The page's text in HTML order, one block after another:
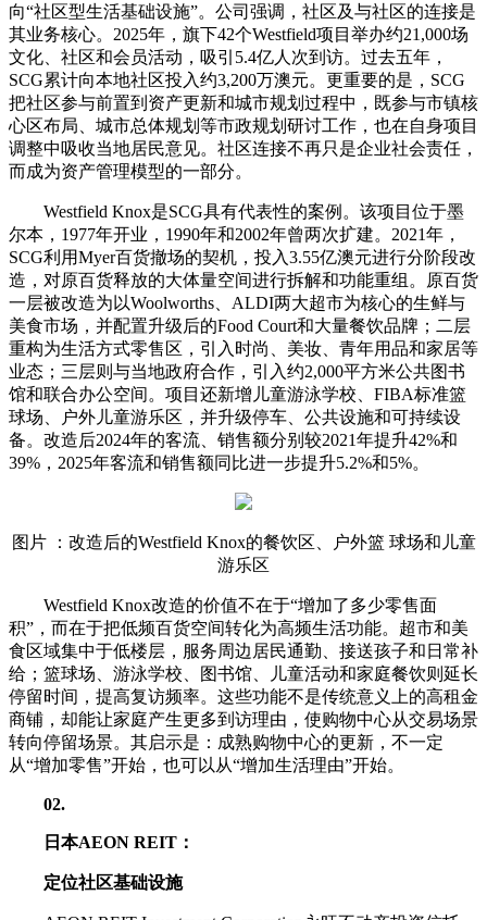
向“社区型生活基础设施”。公司强调，社区及与社区的连接是
其业务核心。2025年，旗下42个Westfield项目举办约21,000场
文化、社区和会员活动，吸引5.4亿人次到访。过去五年，
SCG累计向本地社区投入约3,200万澳元。更重要的是，SCG
把社区参与前置到资产更新和城市规划过程中，既参与市镇核
心区布局、城市总体规划等市政规划研讨工作，也在自身项目
调整中吸收当地居民意见。社区连接不再只是企业社会责任，
而成为资产管理模型的一部分。
Westfield Knox是SCG具有代表性的案例。该项目位于墨
尔本，1977年开业，1990年和2002年曾两次扩建。2021年，
SCG利用Myer百货撤场的契机，投入3.55亿澳元进行分阶段改
造，对原百货释放的大体量空间进行拆解和功能重组。原百货
一层被改造为以Woolworths、ALDI两大超市为核心的生鲜与
美食市场，并配置升级后的Food Court和大量餐饮品牌；二层
重构为生活方式零售区，引入时尚、美妆、青年用品和家居等
业态；三层则与当地政府合作，引入约2,000平方米公共图书
馆和联合办公空间。项目还新增儿童游泳学校、FIBA标准篮
球场、户外儿童游乐区，并升级停车、公共设施和可持续设
备。改造后2024年的客流、销售额分别较2021年提升42%和
39%，2025年客流和销售额同比进一步提升5.2%和5%。
图片 ：改造后的Westfield Knox的餐饮区、户外篮 球场和儿童
游乐区
Westfield Knox改造的价值不在于“增加了多少零售面
积”，而在于把低频百货空间转化为高频生活功能。超市和美
食区域集中于低楼层，服务周边居民通勤、接送孩子和日常补
给；篮球场、游泳学校、图书馆、儿童活动和家庭餐饮则延长
停留时间，提高复访频率。这些功能不是传统意义上的高租金
商铺，却能让家庭产生更多到访理由，使购物中心从交易场景
转向停留场景。其启示是：成熟购物中心的更新，不一定
从“增加零售”开始，也可以从“增加生活理由”开始。
02.
日本AEON REIT：
定位社区基础设施